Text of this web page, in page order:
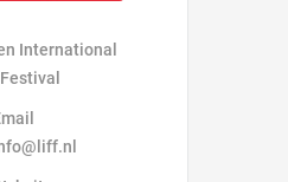
International